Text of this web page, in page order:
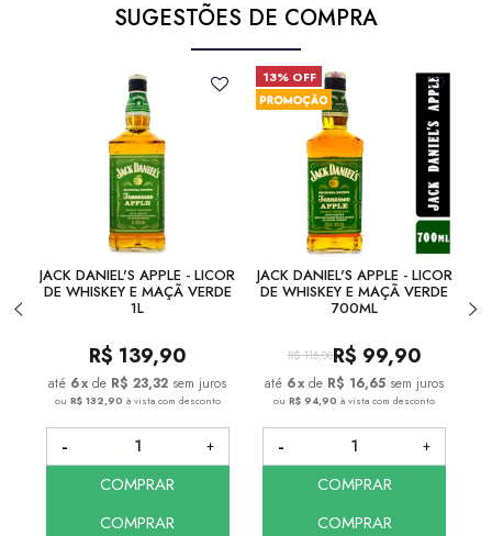
SUGESTÕES DE COMPRA
JACK DANIEL'S APPLE - LICOR
DE WHISKEY E MAÇÃ VERDE
1L
R$ 139,90
6x de R$ 23,32 sem juros
ou R$ 132,90 à vista com desconto
COMPRAR
COMPRAR
13% OFF
JACK DANIEL'S APPLE - LICOR
DE WHISKEY E MAÇÃ VERDE
700ML
R$ 115,00R$ 99,90
6x de R$ 16,65 sem juros
ouR$ 94,90à vista com desconto
COMPRAR
COMPRAR